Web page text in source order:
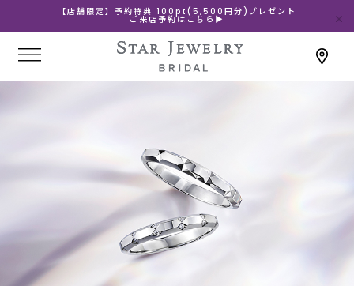
【店舗限定】予約特典 100pt(5,500円分)プレゼント
ご来店予約はこちら▶